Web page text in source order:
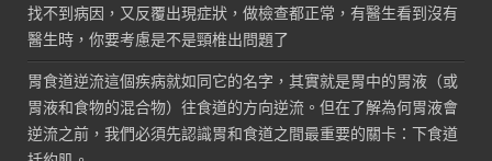
找不到病因，又反覆出現症狀，做檢查都正常，有醫生看到沒有
醫生時，你要考慮是不是頸椎出問題了
胃食道逆流這個疾病就如同它的名字，其實就是胃中的胃液（或
胃液和食物的混合物）往食道的方向逆流。但在了解為何胃液會
逆流之前，我們必須先認識胃和食道之間最重要的關卡：下食道